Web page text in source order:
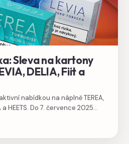
Sleva na kartony
DELIA, Fiit a
nabídkou na náplně TEREA,
HEETS. Do 7. července 2025